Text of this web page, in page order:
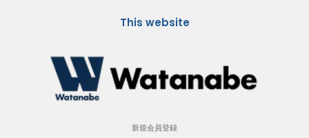
This website
新規会員登録